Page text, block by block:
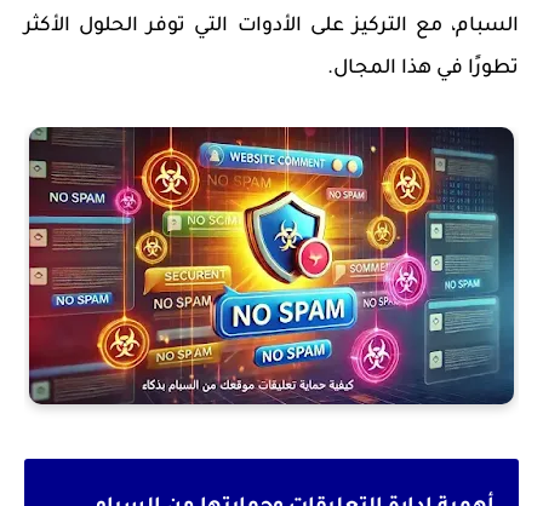
السبام، مع التركيز على الأدوات التي توفر الحلول الأكثر
تطورًا في هذا المجال.